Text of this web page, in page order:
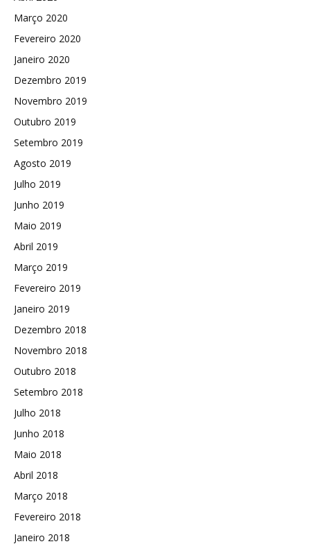
Março 2020
Fevereiro 2020
Janeiro 2020
Dezembro 2019
Novembro 2019
Outubro 2019
Setembro 2019
Agosto 2019
Julho 2019
Junho 2019
Maio 2019
Abril 2019
Março 2019
Fevereiro 2019
Janeiro 2019
Dezembro 2018
Novembro 2018
Outubro 2018
Setembro 2018
Julho 2018
Junho 2018
Maio 2018
Abril 2018
Março 2018
Fevereiro 2018
Janeiro 2018